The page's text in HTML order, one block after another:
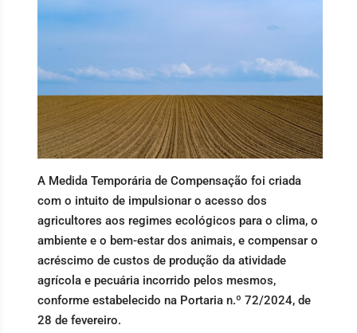
A Medida Temporária de Compensação foi criada
com o intuito de impulsionar o acesso dos
agricultores aos regimes ecológicos para o clima, o
ambiente e o bem-estar dos animais, e compensar o
acréscimo de custos de produção da atividade
agrícola e pecuária incorrido pelos mesmos,
conforme estabelecido na Portaria n.º 72/2024, de
28 de fevereiro.